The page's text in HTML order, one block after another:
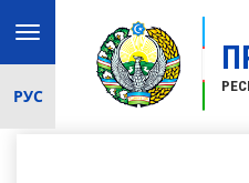
Toggle
navigation
РУС